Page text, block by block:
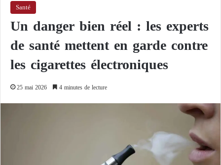
Santé
Un danger bien réel : les experts
de santé mettent en garde contre
les cigarettes électroniques
25 mai 2026 4 minutes de lecture